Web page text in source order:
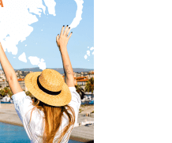
открытый бассейн
для детей, а также